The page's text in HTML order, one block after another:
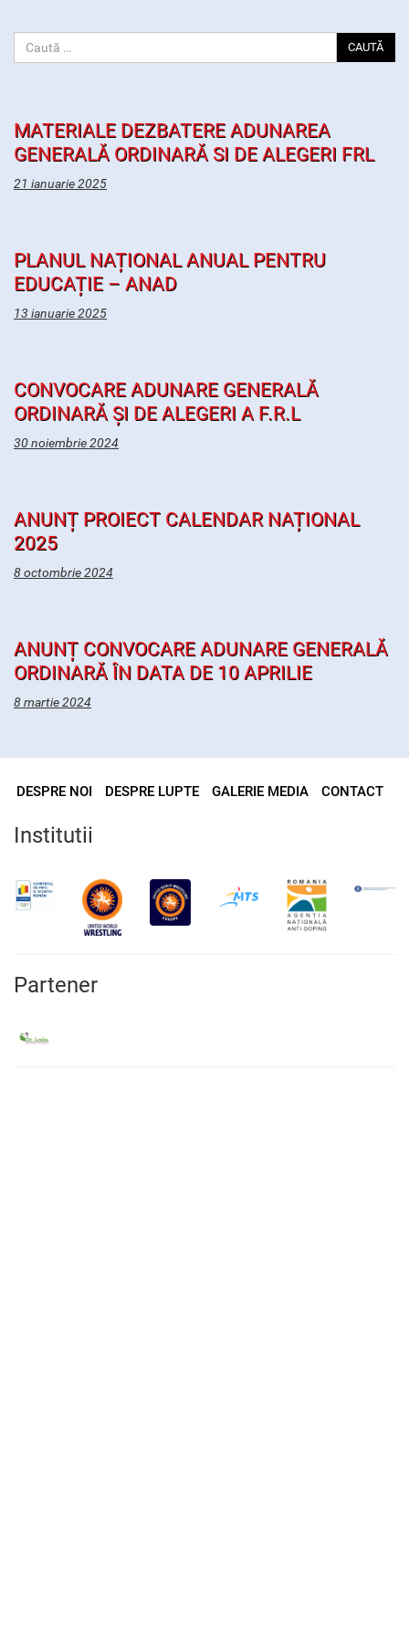
CAUTĂ
MATERIALE DEZBATERE ADUNAREA
GENERALĂ ORDINARĂ SI DE ALEGERI FRL
21 ianuarie 2025
PLANUL NAȚIONAL ANUAL PENTRU
EDUCAȚIE – ANAD
13 ianuarie 2025
CONVOCARE ADUNARE GENERALĂ
ORDINARĂ ȘI DE ALEGERI A F.R.L
30 noiembrie 2024
ANUNȚ PROIECT CALENDAR NAȚIONAL
2025
8 octombrie 2024
ANUNȚ CONVOCARE ADUNARE GENERALĂ
ORDINARĂ ÎN DATA DE 10 APRILIE
8 martie 2024
DESPRE NOI DESPRE LUPTE GALERIE MEDIA CONTACT
Institutii
Partener